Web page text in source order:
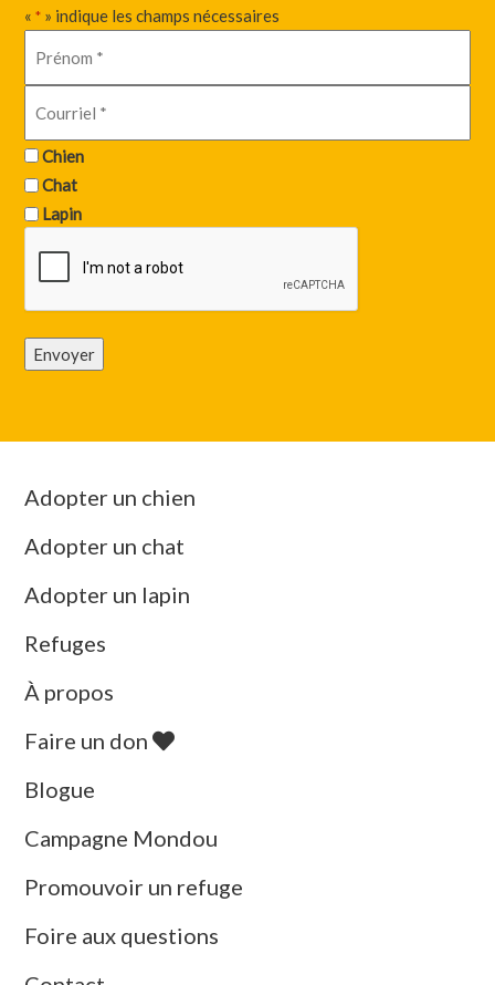
«* » indique les champs nécessaires
Chien
Chat
Lapin
Envoyer
Adopter un chien
Adopter un chat
Adopter un lapin
Refuges
À propos
Faire un don
Blogue
Campagne Mondou
Promouvoir un refuge
Foire aux questions